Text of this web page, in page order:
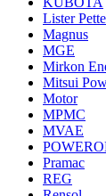
Lister
Magnus
MGE
Mirkon
Mitsui
Motor
MPMC
MVAE
Pramac
REG